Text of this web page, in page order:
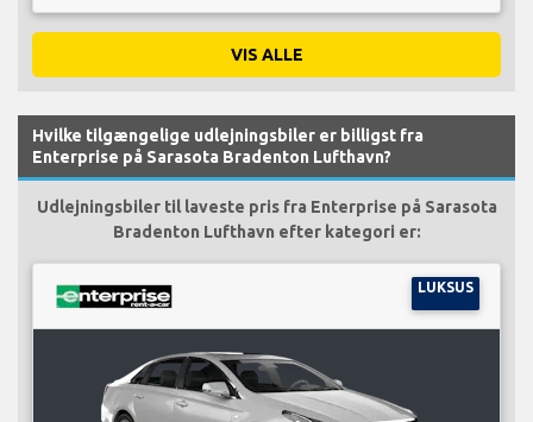
VIS ALLE
Hvilke tilgængelige udlejningsbiler er billigst fra
Enterprise på Sarasota Bradenton Lufthavn?
Udlejningsbiler til laveste pris fra Enterprise på Sarasota
Bradenton Lufthavn efter kategori er:
LUKSUS